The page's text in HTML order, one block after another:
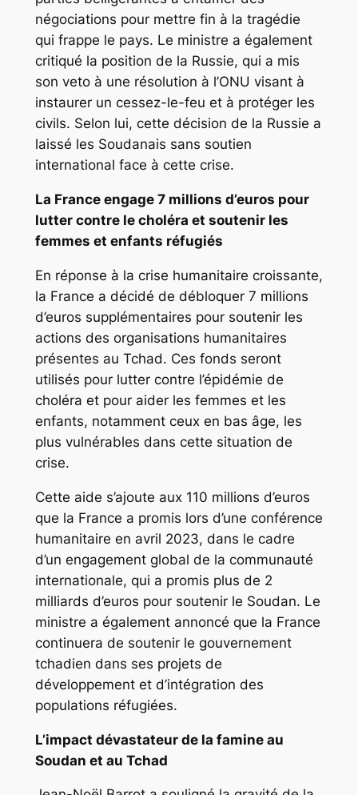
négociations pour mettre fin à la tragédie
qui frappe le pays. Le ministre a également
critiqué la position de la Russie, qui a mis
son veto à une résolution à l’ONU visant à
instaurer un cessez-le-feu et à protéger les
civils. Selon lui, cette décision de la Russie a
laissé les Soudanais sans soutien
international face à cette crise.
La France engage 7 millions d’euros pour
lutter contre le choléra et soutenir les
femmes et enfants réfugiés
En réponse à la crise humanitaire croissante,
la France a décidé de débloquer 7 millions
d’euros supplémentaires pour soutenir les
actions des organisations humanitaires
présentes au Tchad. Ces fonds seront
utilisés pour lutter contre l’épidémie de
choléra et pour aider les femmes et les
enfants, notamment ceux en bas âge, les
plus vulnérables dans cette situation de
crise.
Cette aide s’ajoute aux 110 millions d’euros
que la France a promis lors d’une conférence
humanitaire en avril 2023, dans le cadre
d’un engagement global de la communauté
internationale, qui a promis plus de 2
milliards d’euros pour soutenir le Soudan. Le
ministre a également annoncé que la France
continuera de soutenir le gouvernement
tchadien dans ses projets de
développement et d’intégration des
populations réfugiées.
L’impact dévastateur de la famine au
Soudan et au Tchad